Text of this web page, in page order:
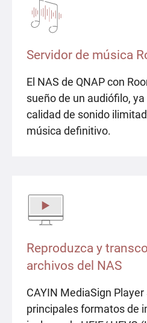
Servidor de música
El NAS de QNAP con
sueño de un audiófilo,
calidad de sonido
música definitivo.
Reproduzca y
archivos del NAS
CAYIN MediaSign
principales formatos de